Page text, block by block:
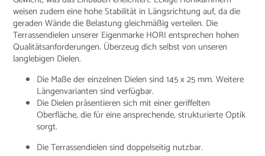
weisen zudem eine hohe Stabilität in Längsrichtung auf, da die
geraden Wände die Belastung gleichmäßig verteilen. Die
Terrassendielen unserer Eigenmarke HORI entsprechen hohen
Qualitätsanforderungen. Überzeug dich selbst von unseren
langlebigen Dielen.
Die Maße der einzelnen Dielen sind 145 x 25 mm. Weitere
Längenvarianten sind verfügbar.
Die Dielen präsentieren sich mit einer geriffelten
Oberfläche, die für eine ansprechende, strukturierte Optik
sorgt.
Die Terrassendielen sind doppelseitig nutzbar.